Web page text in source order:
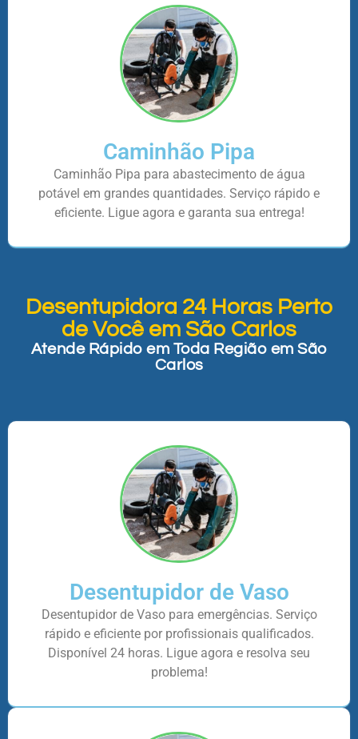
Caminhão Pipa
Caminhão Pipa para abastecimento de água
potável em grandes quantidades. Serviço rápido e
eficiente. Ligue agora e garanta sua entrega!
Desentupidora 24 Horas Perto
de Você em São Carlos
Atende Rápido em Toda Região em São
Carlos
Desentupidor de Vaso
Desentupidor de Vaso para emergências. Serviço
rápido e eficiente por profissionais qualificados.
Disponível 24 horas. Ligue agora e resolva seu
problema!